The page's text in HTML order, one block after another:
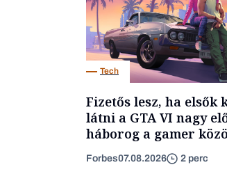
Tech
Fizetős lesz, ha elsők
látni a GTA VI nagy
háborog a gamer
Forbes07.08.2026 2 perc